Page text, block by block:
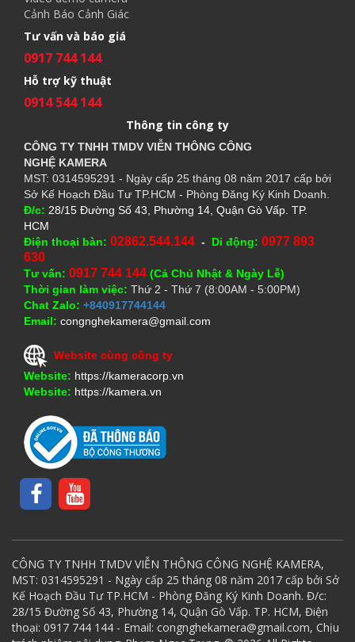
Cảnh Báo Cảnh Giác
Tư vấn và báo giá
0917 744 144
Hỗ trợ kỹ thuật
0914 544 144
Thông tin công ty
CÔNG TY TNHH TMDV VIỄN THÔNG CÔNG
NGHỆ KAMERA
MST: 0314595291 - Ngày cấp 25 tháng 08 năm 2017 cấp bởi
Sở Kế Hoạch Đầu Tư TP.HCM - Phòng Đăng Ký Kinh Doanh.
Đ/c: 28/15 Đường Số 43, Phường 14, Quận Gò Vấp. TP.
HCM
Điện thoại bàn: 02862.544.144 - Di động: 0977 893
630
Tư vấn: 0917 744 144 (Cả Chủ Nhật & Ngày Lễ)
Thời gian làm việc: Thứ 2 - Thứ 7 (8:00AM - 5:00PM)
Chat Zalo: +840917744144
Email: congnghekamera@gmail.com
Website cùng công ty
Website: https://kameracorp.vn
Website: https://kamera.vn
CÔNG TY TNHH TMDV VIỄN THÔNG CÔNG NGHỆ KAMERA,
MST: 0314595291 - Ngày cấp 25 tháng 08 năm 2017 cấp bởi Sở
Kế Hoạch Đầu Tư TP.HCM - Phòng Đăng Ký Kinh Doanh. Đ/c:
28/15 Đường Số 43, Phường 14, Quận Gò Vấp. TP. HCM, Điện
thoại: 0917 744 144 - Email: congnghekamera@gmail.com, Chịu